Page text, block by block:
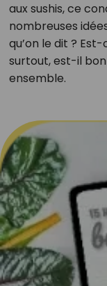
aux sushis, ce
nombreuses
qu’on le dit ?
surtout, est-il
ensemble.